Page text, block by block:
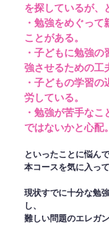
を探しているが、
・勉強をめぐっ
ことがある。
・子どもに勉強
強させるための工
・子どもの学習
労している。
・勉強が苦手な
ではないかと心配。
といったことに悩ん
本コースを気に入っ
現状すでに十分な勉
し、
難しい問題のエレガ